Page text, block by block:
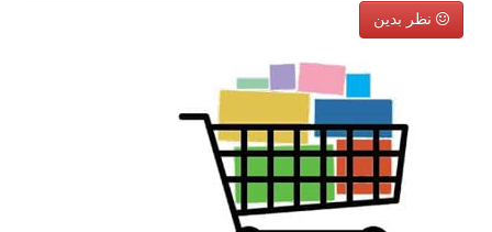
نظر بدین